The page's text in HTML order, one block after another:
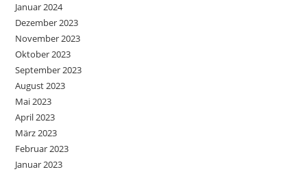
Januar 2024
Dezember 2023
November 2023
Oktober 2023
September 2023
August 2023
Mai 2023
April 2023
März 2023
Februar 2023
Januar 2023